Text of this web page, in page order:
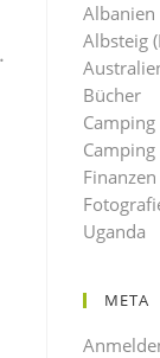
Albanien
Albsteig
Bücher
Camping
Finanzen
Uganda
META